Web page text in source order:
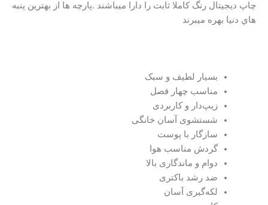
چاپ ديجيتال رنگ کاملا ثابت را دارا ميباشند .پارچه ها از بهترين پنبه
هاي دنيا بهره ميبرند
بسیار لطیف و سبک
مناسب چهار فصل
زیپ‌دار و کاربردی
شستشوی آسان خانگی
سازگار با پوست
گردش مناسب هوا
دوام و ماندگاری بالا
ضد رشد باکتری
لکه‌گیری آسان